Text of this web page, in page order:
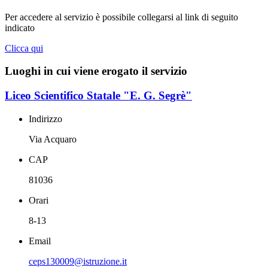
Per accedere al servizio è possibile collegarsi al link di seguito
indicato
Clicca qui
Luoghi in cui viene erogato il servizio
Liceo Scientifico Statale "E. G. Segrè"
Indirizzo
Via Acquaro
CAP
81036
Orari
8-13
Email
ceps130009@istruzione.it